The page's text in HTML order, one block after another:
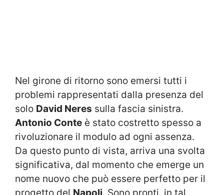
Nel girone di ritorno sono emersi tutti i
problemi rappresentati dalla presenza del
solo David Neres sulla fascia sinistra.
Antonio Conte è stato costretto spesso a
rivoluzionare il modulo ad ogni assenza.
Da questo punto di vista, arriva una svolta
significativa, dal momento che emerge un
nome nuovo che può essere perfetto per il